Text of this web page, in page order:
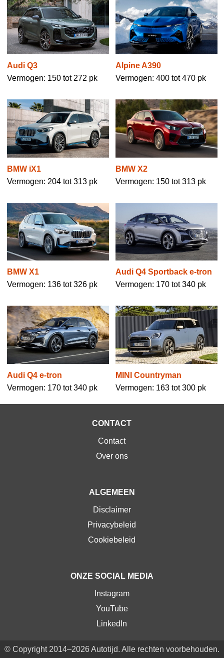
Audi Q3
Vermogen: 150 tot 272 pk
Alpine A390
Vermogen: 400 tot 470 pk
BMW iX1
Vermogen: 204 tot 313 pk
BMW X2
Vermogen: 150 tot 313 pk
BMW X1
Vermogen: 136 tot 326 pk
Audi Q4 Sportback e-tron
Vermogen: 170 tot 340 pk
Audi Q4 e-tron
Vermogen: 170 tot 340 pk
MINI Countryman
Vermogen: 163 tot 300 pk
CONTACT
Contact
Over ons
ALGEMEEN
Disclaimer
Privacybeleid
Cookiebeleid
ONZE SOCIAL MEDIA
Instagram
YouTube
LinkedIn
© Copyright 2014–2026 Autotijd. Alle rechten voorbehouden.